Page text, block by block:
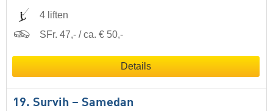
4 liften
SFr. 47,- / ca. € 50,-
Details
19. Survih – Samedan